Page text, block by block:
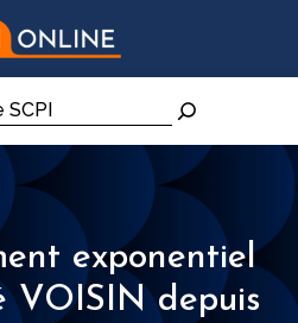
exponentiel
VOISIN depuis